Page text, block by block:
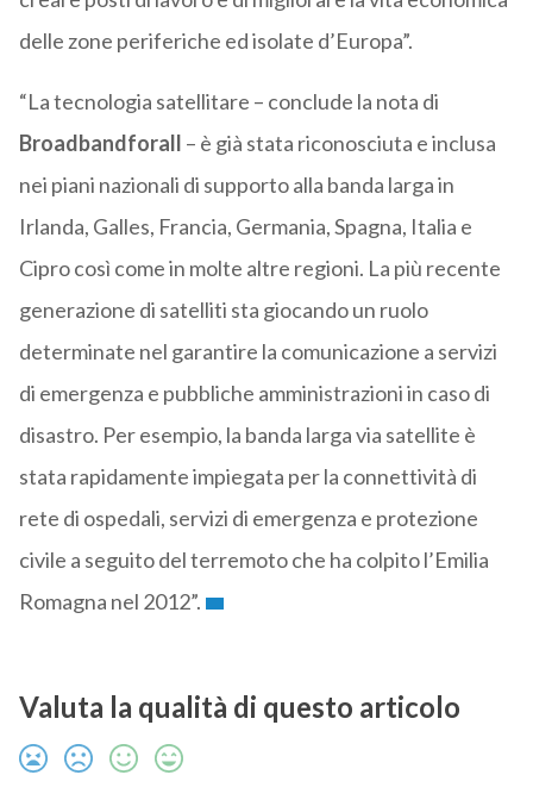
delle zone periferiche ed isolate d’Europa”.
“La tecnologia satellitare – conclude la nota di
Broadbandforall – è già stata riconosciuta e inclusa
nei piani nazionali di supporto alla banda larga in
Irlanda, Galles, Francia, Germania, Spagna, Italia e
Cipro così come in molte altre regioni. La più recente
generazione di satelliti sta giocando un ruolo
determinate nel garantire la comunicazione a servizi
di emergenza e pubbliche amministrazioni in caso di
disastro. Per esempio, la banda larga via satellite è
stata rapidamente impiegata per la connettività di
rete di ospedali, servizi di emergenza e protezione
civile a seguito del terremoto che ha colpito l’Emilia
Romagna nel 2012”.
Valuta la qualità di questo articolo